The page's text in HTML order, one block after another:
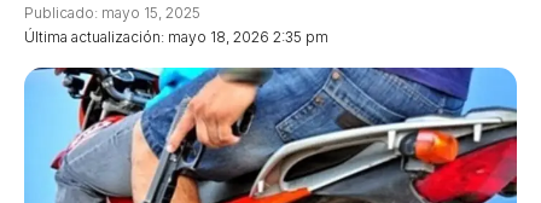
Última actualización: mayo 18, 2026 2:35 pm
Publicado: mayo 15, 2025